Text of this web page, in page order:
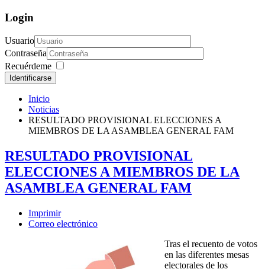
Login
Usuario
Contraseña
Recuérdeme
Identificarse
Inicio
Noticias
RESULTADO PROVISIONAL ELECCIONES A
MIEMBROS DE LA ASAMBLEA GENERAL FAM
RESULTADO PROVISIONAL
ELECCIONES A MIEMBROS DE LA
ASAMBLEA GENERAL FAM
Imprimir
Correo electrónico
Tras el recuento de votos
en las diferentes mesas
electorales de los